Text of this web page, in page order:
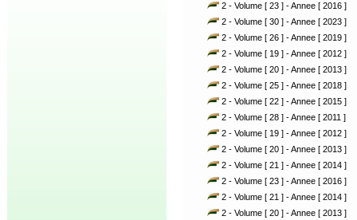
2 - Volume [ 23 ] - Annee [ 2016 ]
2 - Volume [ 30 ] - Annee [ 2023 ]
2 - Volume [ 26 ] - Annee [ 2019 ]
2 - Volume [ 19 ] - Annee [ 2012 ]
2 - Volume [ 20 ] - Annee [ 2013 ]
2 - Volume [ 25 ] - Annee [ 2018 ]
2 - Volume [ 22 ] - Annee [ 2015 ]
2 - Volume [ 28 ] - Annee [ 2011 ]
2 - Volume [ 19 ] - Annee [ 2012 ]
2 - Volume [ 20 ] - Annee [ 2013 ]
2 - Volume [ 21 ] - Annee [ 2014 ]
2 - Volume [ 23 ] - Annee [ 2016 ]
2 - Volume [ 21 ] - Annee [ 2014 ]
2 - Volume [ 20 ] - Annee [ 2013 ]